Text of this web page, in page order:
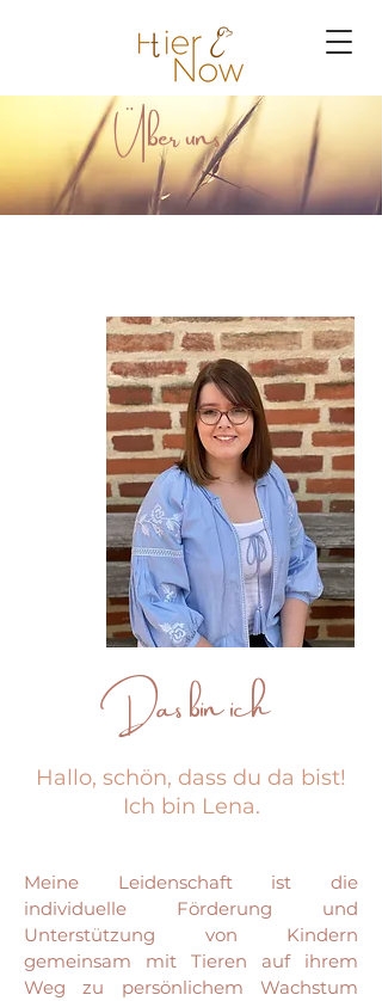
Über uns
Das bin ich
Hallo, schön, dass du da bist!
Ich bin Lena.
Meine Leidenschaft ist die
individuelle Förderung und
Unterstützung von Kindern
gemeinsam mit Tieren auf ihrem
Weg zu persönlichem Wachstum